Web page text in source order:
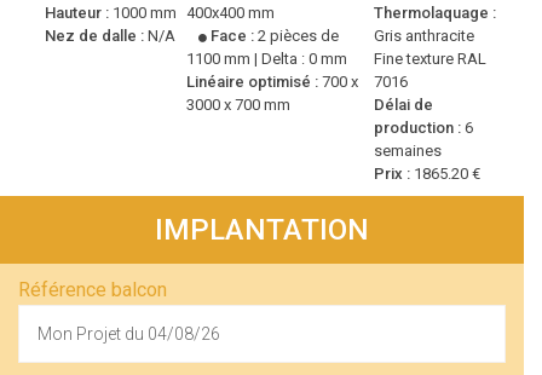
Hauteur : 1000 mm
Nez de dalle : N/A
400x400 mm
Face : 2 pièces de
1100 mm | Delta : 0 mm
Linéaire optimisé : 700 x
3000 x 700 mm
Thermolaquage :
Gris anthracite
Fine texture RAL
7016
Délai de
production :6
semaines
Prix : 1865.20 €
IMPLANTATION
Référence balcon